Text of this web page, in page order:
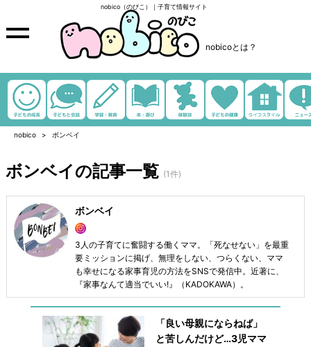
nobico（のびこ）｜子育て情報サイト
nobicoとは？
nobico ボンベイ
ボンベイの記事一覧 (1件)
ボンベイ
3人の子育てに奮闘する働くママ。「死なせない」を最重
要ミッションに掲げ、無理をしない、つらくない、ママ
も幸せになる家事育児の方法をSNSで発信中。近著に、
『家事なんて適当でいい!』（KADOKAWA）。
「良い母親にならねば」
と苦しんだけど…3児ママ